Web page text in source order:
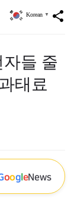
share
Korean ▼
들 줄
태료
oogleNews